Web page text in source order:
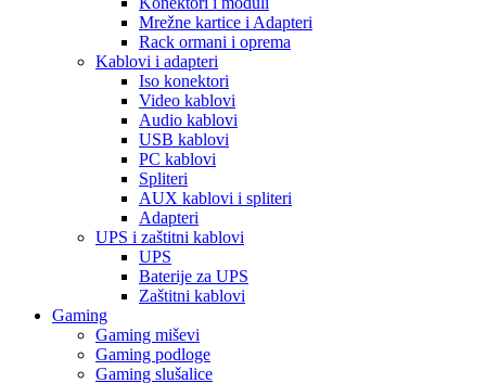
Mrežne kartice i Adapteri
Rack ormani i oprema
Kablovi i adapteri
Iso konektori
Video kablovi
Audio kablovi
USB kablovi
PC kablovi
Spliteri
AUX kablovi i spliteri
Adapteri
UPS i zaštitni kablovi
UPS
Baterije za UPS
Zaštitni kablovi
Gaming
Gaming miševi
Gaming podloge
Gaming slušalice